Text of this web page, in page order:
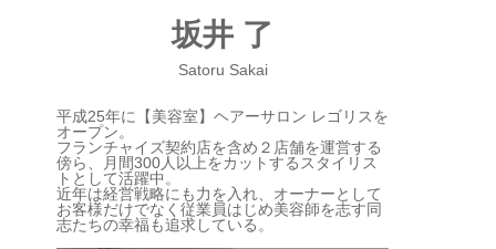
坂井 了
Satoru Sakai
平成25年に【美容室】ヘアーサロン レゴリスを
オープン。
フランチャイズ契約店を含め２店舗を運営する
傍ら、月間300人以上をカットするスタイリス
トとして活躍中。
近年は経営戦略にも力を入れ、オーナーとして
お客様だけでなく従業員はじめ美容師を志す同
志たちの幸福も追求している。